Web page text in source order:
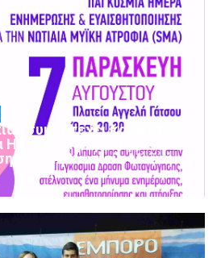
συμμετέχει και φέτος
Ενημέρωσης και
για τη Νωτιαία Μυϊκή